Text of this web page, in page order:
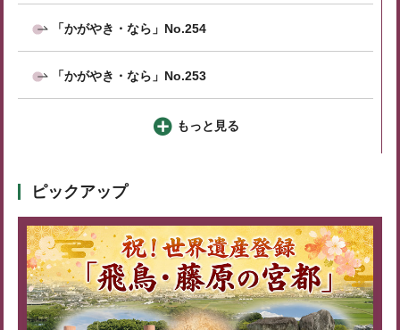
「かがやき・なら」No.254
「かがやき・なら」No.253
もっと見る
ピックアップ